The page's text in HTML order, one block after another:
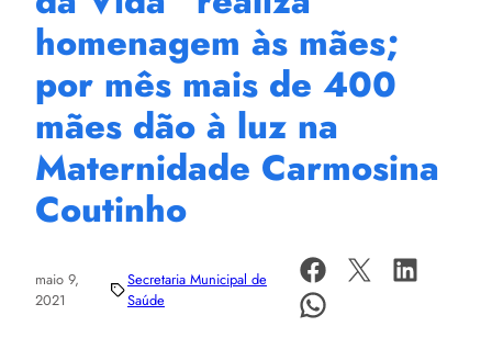
homenagem às mães;
por mês mais de 400
mães dão à luz na
Maternidade Carmosina
Coutinho
maio 9,
2021
Secretaria Municipal de
Saúde